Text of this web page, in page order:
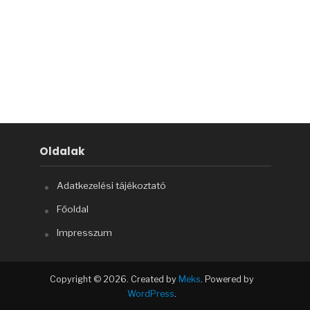
Oldalak
Adatkezelési tájékoztató
Főoldal
Impresszum
Copyright © 2026. Created by Meks. Powered by
WordPress.